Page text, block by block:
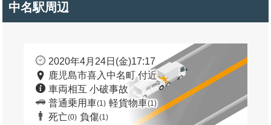
中名駅周辺
2020年4月24日(金)17:17
鹿児島市喜入中名町 付近
車両相互 小破事故
普通乗用車(1) 軽貨物車(1)
死亡(0) 負傷(1)